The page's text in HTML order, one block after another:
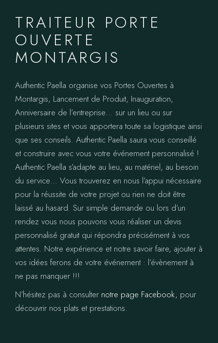
TRAITEUR PORTE
OUVERTE
MONTARGIS
Authentic Paella organise vos Portes Ouvertes à
Montargis, Lancement de Produit, Inauguration,
Anniversaire de l’entreprise… sur un lieu ou sur
plusieurs sites et vous apportera toute sa logistique ainsi
que ses conseils. Authentic Paella saura vous conseillé
et construire avec vous votre événement personnalisé !
Authentic Paella s’adapte au lieu, au matériel, au besoin
du service… Vous trouverez en nous l’appui nécessaire
pour la réussite de votre projet ou rien ne doit être
laissé au hasard. Sur simple demande ou lors d’un
rendez vous nous pouvons vous réaliser un devis
personnalisé gratuit qui répondra précisément à vos
attentes. Notre expérience et notre savoir faire, ajouter à
vos idées ferons de votre événement : l’évènement à
ne pas manquer !!!
N’hésitez pas à consulter notre page Facebook, pour
découvrir nos plats et prestations.